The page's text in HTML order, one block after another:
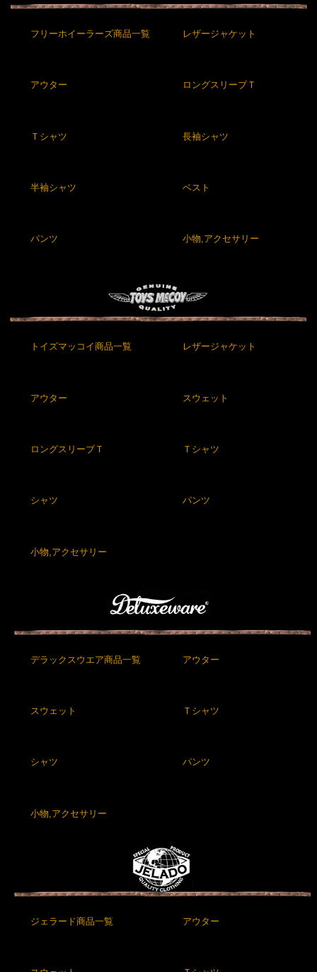
フリーホイーラーズ商品一覧 レザージャケット
アウター ロングスリーブＴ
Ｔシャツ 長袖シャツ
半袖シャツ ベスト
パンツ 小物,アクセサリー
トイズマッコイ商品一覧 レザージャケット
アウター スウェット
ロングスリーブＴ Ｔシャツ
シャツ パンツ
小物,アクセサリー
デラックスウエア商品一覧 アウター
スウェット Ｔシャツ
シャツ パンツ
小物,アクセサリー
ジェラード商品一覧 アウター